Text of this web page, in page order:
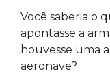
Você saberia o
apontasse a
houvesse uma
aeronave?